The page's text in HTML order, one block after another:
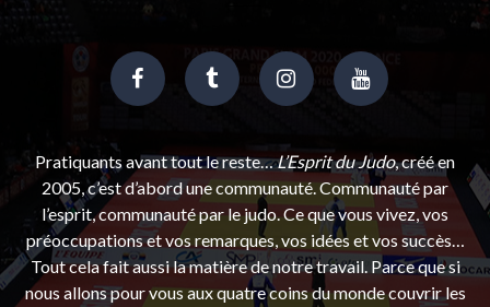
Pratiquants avant tout le reste…L’Esprit du Judo, créé en
2005, c’est d’abord une communauté. Communauté par
l’esprit, communauté par le judo. Ce que vous vivez, vos
préoccupations et vos remarques, vos idées et vos succès…
Tout cela fait aussi la matière de notre travail. Parce que si
nous allons pour vous aux quatre coins du monde couvrir les